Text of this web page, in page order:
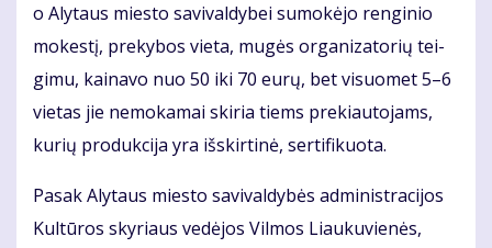
o Aly­taus mies­to sa­vi­val­dy­bei su­mo­kė­jo ren­gi­nio
mo­kes­tį, pre­ky­bos vie­ta, mu­gės or­ga­ni­za­to­rių tei­
gi­mu, kai­na­vo nuo 50 iki 70 eu­rų, bet vi­suo­met 5–6
vie­tas jie ne­mo­ka­mai ski­ria tiems pre­kiau­to­jams,
ku­rių pro­duk­ci­ja yra iš­skir­ti­nė, ser­ti­fi­kuo­ta.
Pa­sak Aly­taus mies­to sa­vi­val­dy­bės ad­mi­nist­ra­ci­jos
Kul­tū­ros sky­riaus ve­dė­jos Vil­mos Liau­ku­vie­nės,